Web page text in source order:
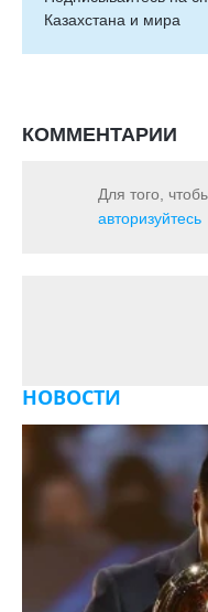
Казахстана и мира
КОММЕНТАРИИ
Для того,
авторизуйтесь
НОВОСТИ